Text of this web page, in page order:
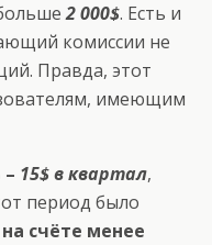
2 000$. Есть и
комиссии не
Правда, этот
имеющим
15$ в квартал,
период было
счёте менее